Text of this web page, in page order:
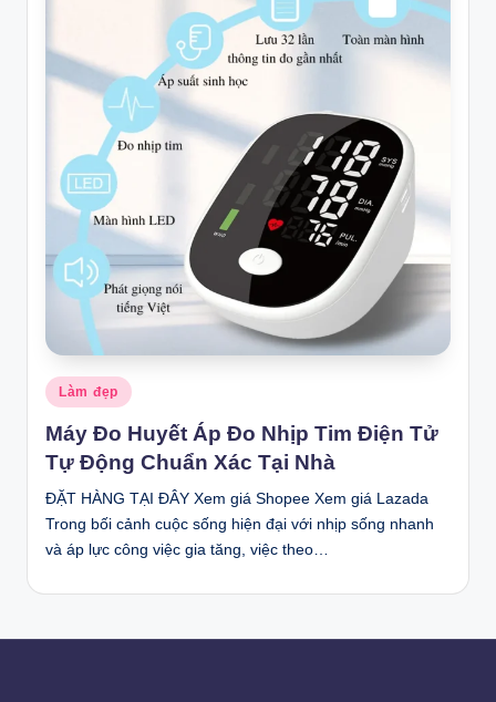
Posted
in
Làm đẹp
Máy Đo Huyết Áp Đo Nhịp Tim Điện Tử
Tự Động Chuẩn Xác Tại Nhà
ĐẶT HÀNG TẠI ĐÂY Xem giá Shopee Xem giá Lazada
Trong bối cảnh cuộc sống hiện đại với nhịp sống nhanh
và áp lực công việc gia tăng, việc theo…